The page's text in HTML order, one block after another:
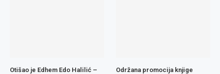
Otišao je Edhem Edo Halilić –
Održana promocija knjige